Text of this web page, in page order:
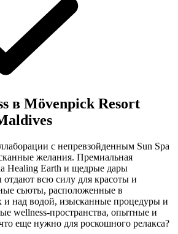
в Mövenpick Resort
с непревзойденным Sun Spa
желания. Премиальная
Healing Earth и щедрые дары
всю силу для красоты и
сьюты, расположенные в
и над водой, изысканные процедуры и
wellness-пространства, опытные и
еще нужно для роскошного релакса?